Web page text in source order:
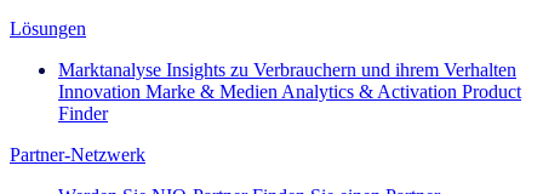
Lösungen
Marktanalyse Insights zu Verbrauchern und ihrem Verhalten
Innovation Marke & Medien Analytics & Activation Product
Finder
Partner-Netzwerk